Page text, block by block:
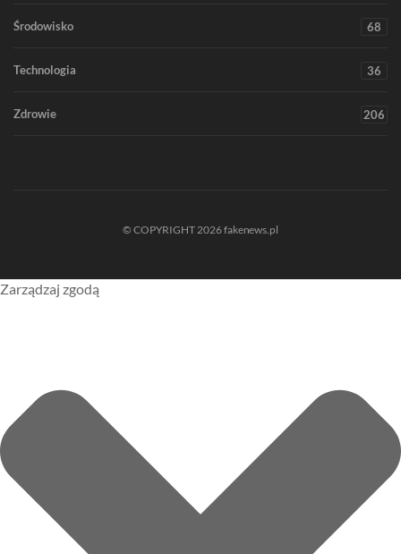
Środowisko 68
Technologia 36
Zdrowie 206
© COPYRIGHT 2026 fakenews.pl
Zarządzaj zgodą